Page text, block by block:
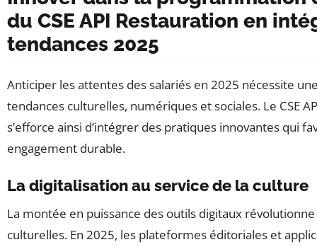
du CSE API Restauration en
tendances 2025
Anticiper les attentes des salariés en 2025 nécessite
tendances culturelles, numériques et sociales. Le CSE
s’efforce ainsi d’intégrer des pratiques innovantes qui
engagement durable.
La digitalisation au service de la culture
La montée en puissance des outils digitaux révolutionne
culturelles. En 2025, les plateformes éditoriales et